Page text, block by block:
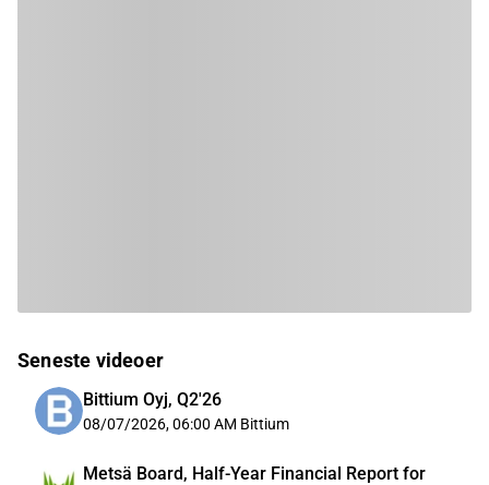
Seneste videoer
Bittium Oyj, Q2'26
08/07/2026, 06:00 AM Bittium
Metsä Board, Half-Year Financial Report for